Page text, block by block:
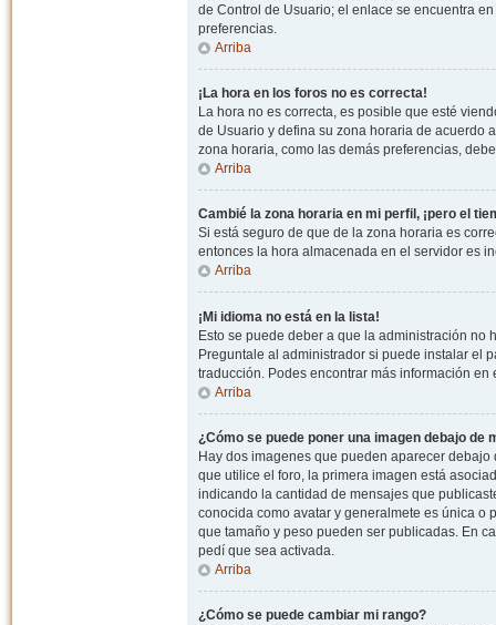
de Control de Usuario; el enlace se encuentra
preferencias.
Arriba
¡La hora en los foros no es correcta!
La hora no es correcta, es posible que esté
de Usuario y defina su zona horaria de acuerdo
zona horaria, como las demás preferencias,
Arriba
Cambié la zona horaria en mi perfil, ¡pero el
Si está seguro de que de la zona horaria es
entonces la hora almacenada en el servidor es
Arriba
¡Mi idioma no está en la lista!
Esto se puede deber a que la administración no
Preguntale al administrador si puede instalar el
traducción. Podes encontrar más información
Arriba
¿Cómo se puede poner una imagen debajo de
Hay dos imagenes que pueden aparecer
que utilice el foro, la primera imagen está
indicando la cantidad de mensajes que
conocida como avatar y generalmete es única o
que tamaño y peso pueden ser publicadas. En
pedí que sea activada.
Arriba
¿Cómo se puede cambiar mi rango?